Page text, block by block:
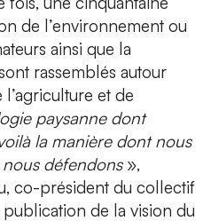
de l’environnement ou
ainsi que la
rassemblés autour
et de
paysanne dont
la manière dont nous
défendons»,
co-président du collectif
de la vision du